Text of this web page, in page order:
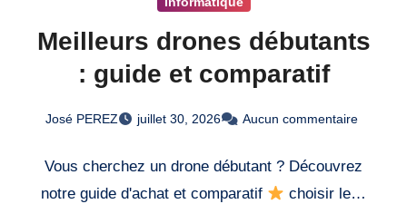
Meilleurs drones débutants
: guide et comparatif
José PEREZ juillet 30, 2026 Aucun commentaire
Vous cherchez un drone débutant ? Découvrez
notre guide d'achat et comparatif
choisir le…